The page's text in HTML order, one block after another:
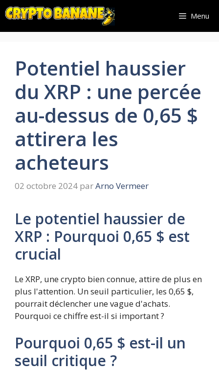
Aller
au
contenu
Menu
Potentiel haussier
du XRP : une percée
au-dessus de 0,65 $
attirera les
acheteurs
02 octobre 2024 parArno Vermeer
Le potentiel haussier de
XRP : Pourquoi 0,65 $ est
crucial
Le XRP, une crypto bien connue, attire de plus en
plus l'attention. Un seuil particulier, les 0,65 $,
pourrait déclencher une vague d'achats.
Pourquoi ce chiffre est-il si important ?
Pourquoi 0,65 $ est-il un
seuil critique ?